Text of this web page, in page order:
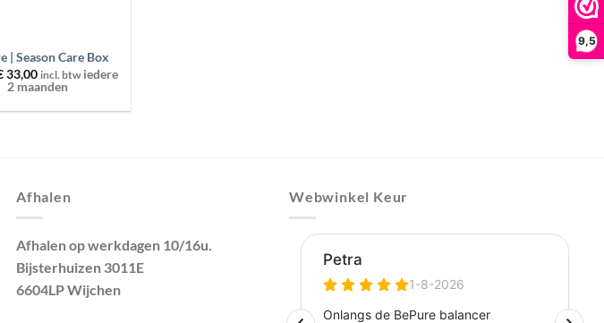
9,5
| Season Care Box
33,00 incl. btw iedere
2 maanden
Afhalen
Afhalen op werkdagen 10/16u.
Bijsterhuizen 3011E
6604LP Wijchen
Webwinkel Keur